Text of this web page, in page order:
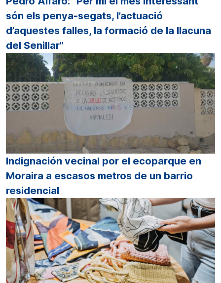
són els penya-segats, l’actuació
d’aquestes falles, la formació de la llacuna
del Senillar”
Indignación vecinal por el ecoparque en
Moraira a escasos metros de un barrio
residencial